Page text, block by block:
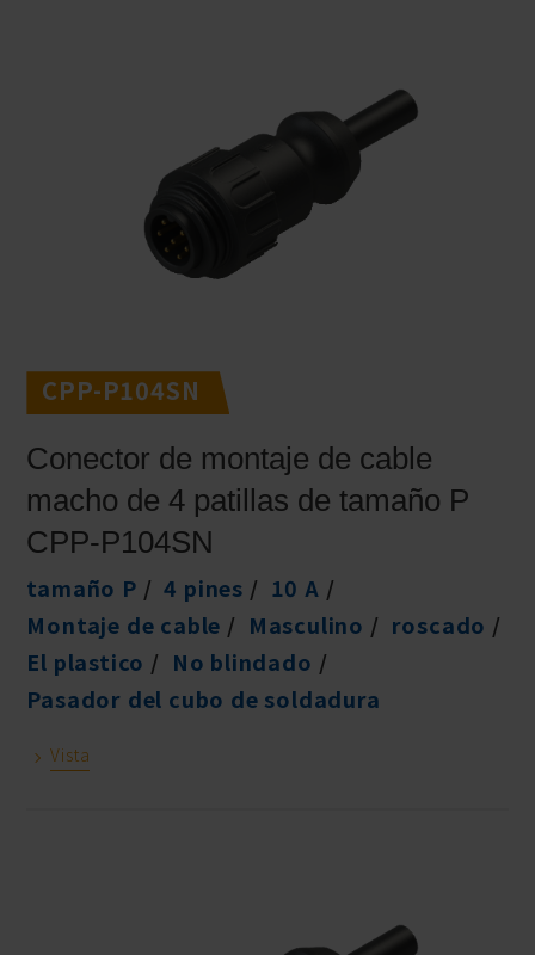
CPP-P104SN
Conector de montaje de cable
macho de 4 patillas de tamaño P
CPP-P104SN
tamaño P 4 pines
10 A
Montaje de cable
Masculino
roscado
El plastico
No blindado
Pasador del cubo de soldadura
Vista